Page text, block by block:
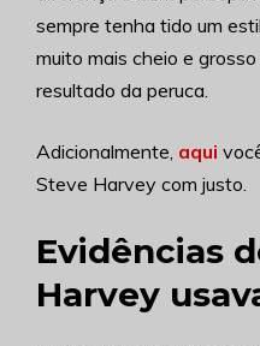
sempre tenha tido um
muito mais cheio e
resultado da peruca.
Adicionalmente, aqui
Steve Harvey com justo.
Evidências
Harvey